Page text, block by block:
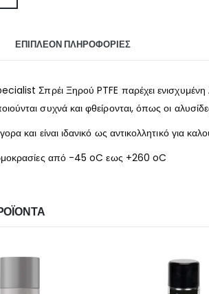
ΕΠΙΠΛΈΟΝ ΠΛΗΡΟΦΟΡΊΕΣ
Σπρέι Ξηρού PTFE παρέχει ενισχυμένη
συχνά και φθείρονται, όπως οι
και είναι ιδανικό ως αντικολλητικό για
από -45 oC εως +260 oC